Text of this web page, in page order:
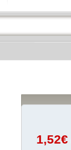
1,52€